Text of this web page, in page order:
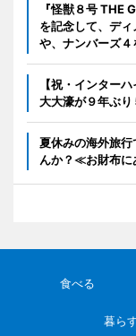
『怪獣８号 THE
を記念して、ディ
や、ナンバーズ４
【祝・インター
大大濠が９年ぶ
夏休みの海外旅
んか？≪お財布に
食べる
暮ら